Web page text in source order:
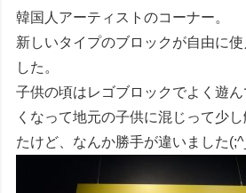
韓国人アーティストのコーナー。
新しいタイプのブロックが自由に
した。
子供の頃はレゴブロックでよく遊
くなって地元の子供に混じって少
たけど、なんか勝手が違いました